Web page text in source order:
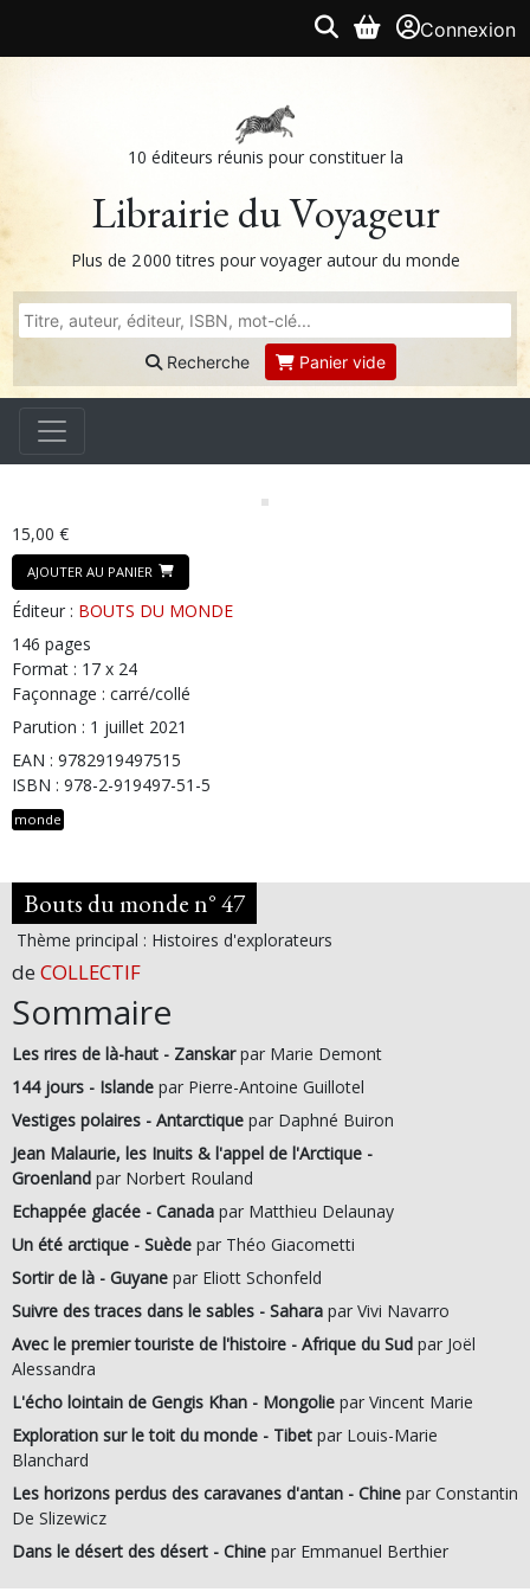
Connexion
10 éditeurs réunis pour constituer la
Librairie du Voyageur
Plus de 2 000 titres pour voyager autour du monde
Recherche Panier vide
15,00 €
AJOUTER AU PANIER
Éditeur : BOUTS DU MONDE
146 pages
Format : 17 x 24
Façonnage : carré/collé
Parution : 1 juillet 2021
EAN : 9782919497515
ISBN : 978-2-919497-51-5
monde
Bouts du monde n° 47
Thème principal : Histoires d'explorateurs
de COLLECTIF
Sommaire
Les rires de là-haut - Zanskarpar Marie Demont
144 jours - Islande par Pierre-Antoine Guillotel
Vestiges polaires - Antarctique par Daphné Buiron
Jean Malaurie, les Inuits & l'appel de l'Arctique -
Groenland par Norbert Rouland
Echappée glacée - Canada par Matthieu Delaunay
Un été arctique - Suède par Théo Giacometti
Sortir de là - Guyane par Eliott Schonfeld
Suivre des traces dans le sables - Sahara par Vivi Navarro
Avec le premier touriste de l'histoire - Afrique du Sud par Joël
Alessandra
L'écho lointain de Gengis Khan - Mongolie par Vincent Marie
Exploration sur le toit du monde - Tibet par Louis-Marie
Blanchard
Les horizons perdus des caravanes d'antan - Chine par Constantin
De Slizewicz
Dans le désert des désert - Chine par Emmanuel Berthier